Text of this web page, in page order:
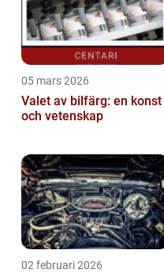
05 mars 2026
Valet av bilfärg: en konst
och vetenskap
02 februari 2026